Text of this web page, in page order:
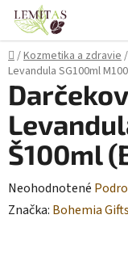
Prejsť
obsah
Domov
/Kozmetika a zdravie/
Levandula SG100ml
Š100ml
Priemerné
hodnotenie
Neohodnotené
Značka: Bohemia